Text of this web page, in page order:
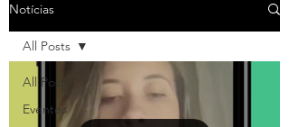
Notícias
All Posts
Eventos
All Posts